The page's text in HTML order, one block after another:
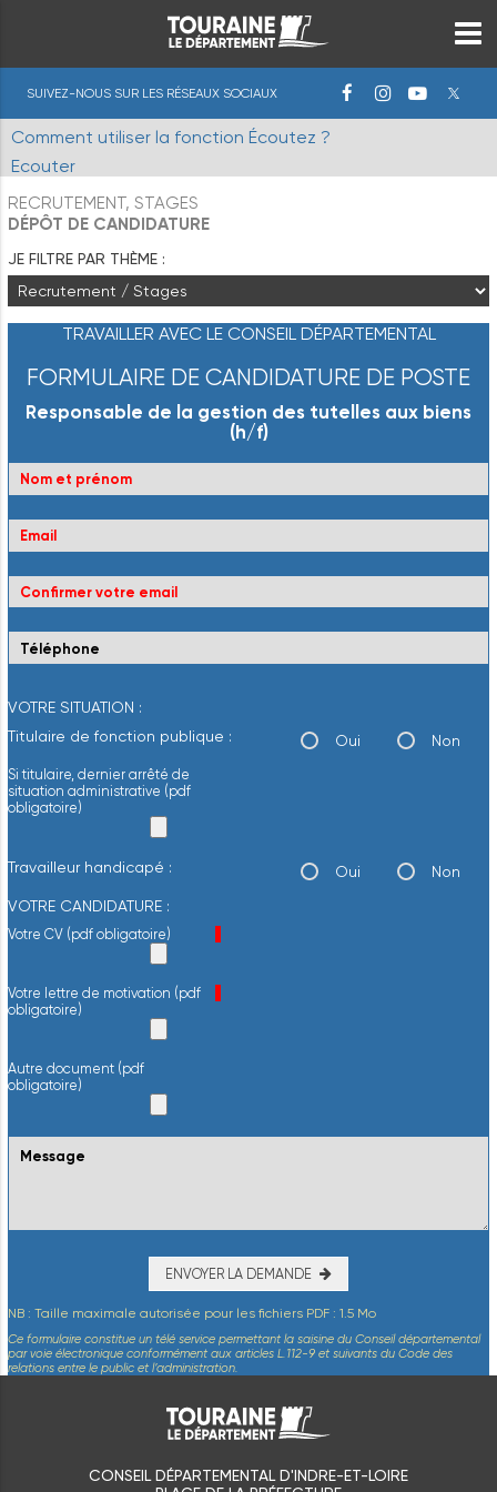
SUIVEZ-NOUS SUR LES RÉSEAUX SOCIAUX
Comment utiliser la fonction Écoutez ?
Ecouter
RECRUTEMENT, STAGES
DÉPÔT DE CANDIDATURE
JE FILTRE PAR THÈME :
TRAVAILLER AVEC LE CONSEIL DÉPARTEMENTAL
FORMULAIRE DE CANDIDATURE DE POSTE
Responsable de la gestion des tutelles aux biens
(h/f)
VOTRE SITUATION :
Titulaire de fonction publique :
Oui Non
Si titulaire, dernier arrêté de
situation administrative (pdf
obligatoire)
Travailleur handicapé : Oui
Non
VOTRE CANDIDATURE :
Champ obligatoire
Votre CV (pdf obligatoire)
Champ obligatoire
Votre lettre de motivation (pdf
obligatoire)
Autre document (pdf
obligatoire)
ENVOYER LA DEMANDE
NB : Taille maximale autorisée pour les fichiers PDF : 1.5 Mo
Ce formulaire constitue un télé service permettant la saisine du Conseil départemental
par voie électronique conformément aux articles L.112-9 et suivants du Code des
relations entre le public et l’administration.
CONSEIL DÉPARTEMENTAL D'INDRE-ET-LOIRE